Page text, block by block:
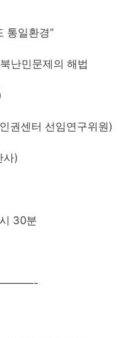
통일환경”
난민문제의 해법
권센터 선임연구위원)
사)
30분